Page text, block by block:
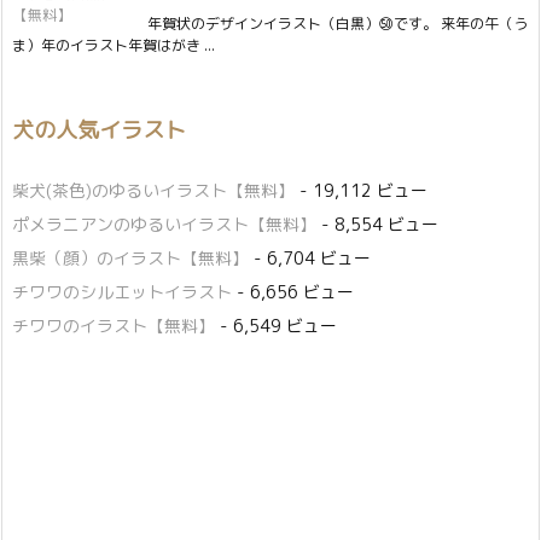
年賀状のデザインイラスト（白黒）㊿です。 来年の午（う
ま）年のイラスト年賀はがき ...
犬の人気イラスト
柴犬(茶色)のゆるいイラスト【無料】
- 19,112 ビュー
ポメラニアンのゆるいイラスト【無料】
- 8,554 ビュー
黒柴（顔）のイラスト【無料】
- 6,704 ビュー
チワワのシルエットイラスト - 6,656 ビュー
チワワのイラスト【無料】
- 6,549 ビュー